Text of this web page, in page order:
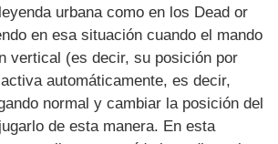
urbana como en los Dead or
en esa situación cuando el mando
vertical (es decir, su posición por
automáticamente, es decir,
normal y cambiar la posición del
de esta manera. En esta